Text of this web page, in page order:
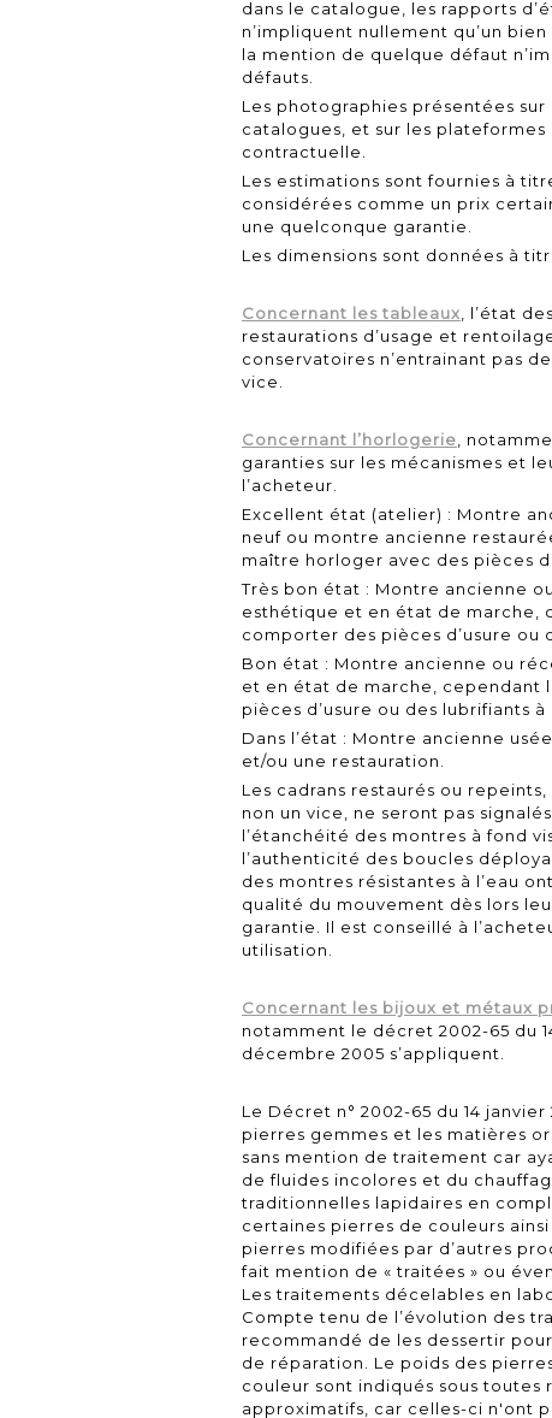
dans le catalogue, les rapports
n’impliquent nullement qu’un
la mention de quelque défaut
défauts.
Les photographies présentées sur
catalogues, et sur les
contractuelle.
Les estimations sont fournies à
considérées comme un prix
une quelconque garantie.
Les dimensions sont données à
Concernant les tableaux , l’état
restaurations d’usage et
conservatoires n’entrainant pas
vice.
Concernant l’horlogerie ,
garanties sur les mécanismes et
l’acheteur.
Excellent état (atelier) : Montre
neuf ou montre ancienne
maître horloger avec des pièces
Très bon état : Montre ancienne
esthétique et en état de marche,
comporter des pièces d’usure ou
Bon état : Montre ancienne ou
et en état de marche, cependant
pièces d’usure ou des lubrifiants à
Dans l’état : Montre ancienne
et/ou une restauration.
Les cadrans restaurés ou
non un vice, ne seront pas
l’étanchéité des montres à fond
l’authenticité des boucles
des montres résistantes à l’eau
qualité du mouvement dès lors
garantie. Il est conseillé à
utilisation.
Concernant les bijoux et métaux
notamment le décret 2002-65 du
décembre 2005 s’appliquent.
Le Décret n° 2002-65 du 14
pierres gemmes et les matières
sans mention de traitement car
de fluides incolores et du
traditionnelles lapidaires en
certaines pierres de couleurs
pierres modifiées par d’autres
fait mention de « traitées » ou
Les traitements décelables en
Compte tenu de l’évolution des
recommandé de les dessertir
de réparation. Le poids des
couleur sont indiqués sous
approximatifs, car celles-ci n'ont